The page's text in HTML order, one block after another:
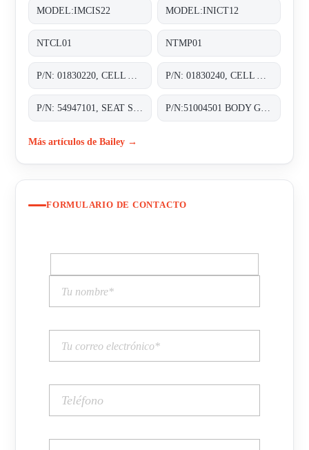
MODEL:IMCIS22 MODEL:INICT12
NTCL01 NTMP01
Más artículos de Bailey →
FORMULARIO DE CONTACTO